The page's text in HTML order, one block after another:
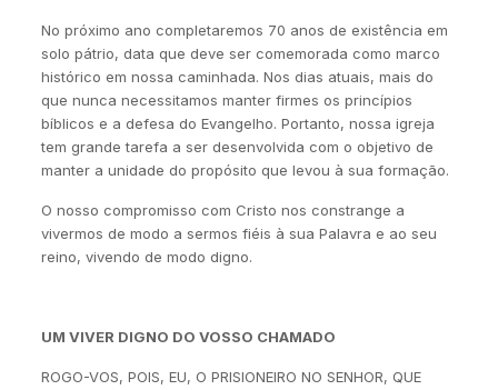
No próximo ano completaremos 70 anos de existência em
solo pátrio, data que deve ser comemorada como marco
histórico em nossa caminhada. Nos dias atuais, mais do
que nunca necessitamos manter firmes os princípios
bíblicos e a defesa do Evangelho. Portanto, nossa igreja
tem grande tarefa a ser desenvolvida com o objetivo de
manter a unidade do propósito que levou à sua formação.
O nosso compromisso com Cristo nos constrange a
vivermos de modo a sermos fiéis à sua Palavra e ao seu
reino, vivendo de modo digno.
UM VIVER DIGNO DO VOSSO CHAMADO
ROGO-VOS, POIS, EU, O PRISIONEIRO NO SENHOR, QUE